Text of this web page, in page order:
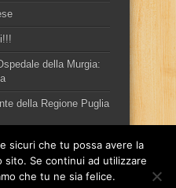
della Murgia:
della Regione Puglia
sicuri che tu possa avere la
sito. Se continui ad utilizzare
che tu ne sia felice.